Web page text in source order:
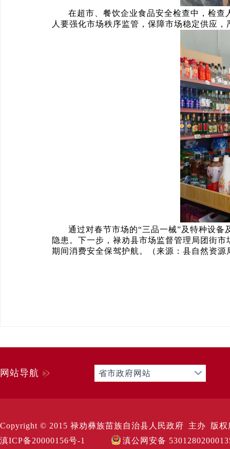
在超市、餐饮企业食品安全检查中，检
人要强化市场秩序监管，保障市场稳定供应
通过对春节市场的“三品一械”及特种设
隐患。下一步，禄劝县市场监督管理局团街
期间消费安全保驾护航。（来源：县自然资
网站导航 省市政府网站
Copyright © 2015 禄劝彝族苗族自治县人民政府 主办 版
滇ICP备20000156号-1
滇公网安备